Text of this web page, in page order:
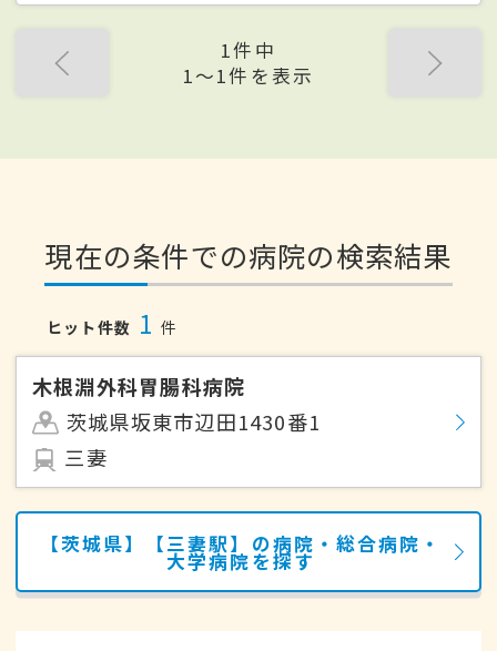
1件中
1〜1件を表示
現在の条件での病院の検索結果
ヒット件数 1 件
木根淵外科胃腸科病院
茨城県坂東市辺田1430番1
三妻
【茨城県】【三妻駅】の病院・総合病院・
大学病院を探す